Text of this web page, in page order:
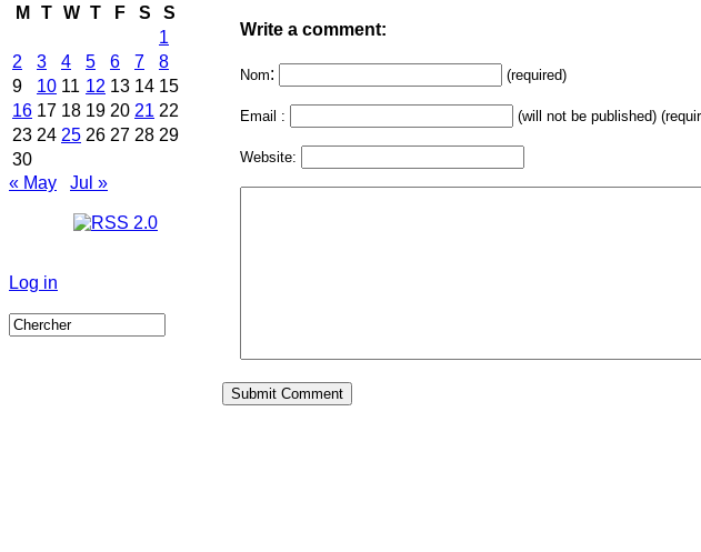
M
T W T F S
S
1
2
3 4 5 6 7
8
9
10 11 12 13 14 15
16 17 18 19 20 21 22
23 24 25 26 27 28 29
30
« May
Jul »
Log in
Write a comment:
Nom: (required)
Email : (will not be published)
Website: